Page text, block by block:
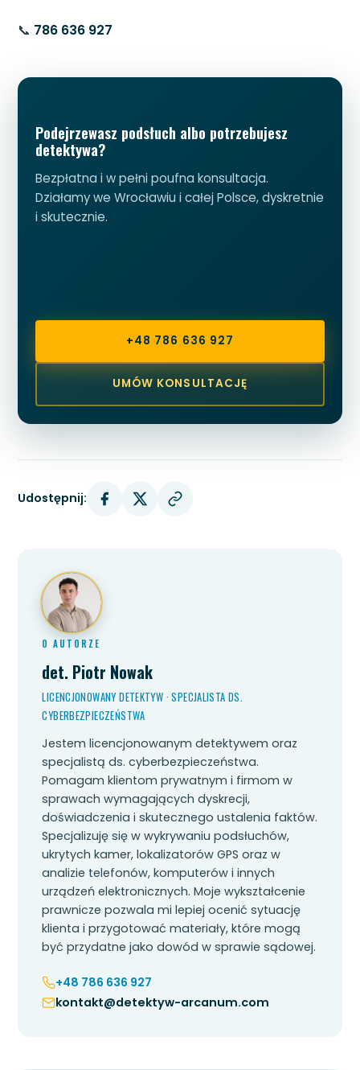
📞 786 636 927
Podejrzewasz podsłuch albo potrzebujesz
detektywa?
Bezpłatna i w pełni poufna konsultacja.
Działamy we Wrocławiu i całej Polsce, dyskretnie
i skutecznie.
+48 786 636 927
UMÓW KONSULTACJĘ
Udostępnij:
O AUTORZE
det. Piotr Nowak
LICENCJONOWANY DETEKTYW · SPECJALISTA DS.
CYBERBEZPIECZEŃSTWA
Jestem licencjonowanym detektywem oraz
specjalistą ds. cyberbezpieczeństwa.
Pomagam klientom prywatnym i firmom w
sprawach wymagających dyskrecji,
doświadczenia i skutecznego ustalenia faktów.
Specjalizuję się w wykrywaniu podsłuchów,
ukrytych kamer, lokalizatorów GPS oraz w
analizie telefonów, komputerów i innych
urządzeń elektronicznych. Moje wykształcenie
prawnicze pozwala mi lepiej ocenić sytuację
klienta i przygotować materiały, które mogą
być przydatne jako dowód w sprawie sądowej.
+48 786 636 927
kontakt@detektyw-arcanum.com